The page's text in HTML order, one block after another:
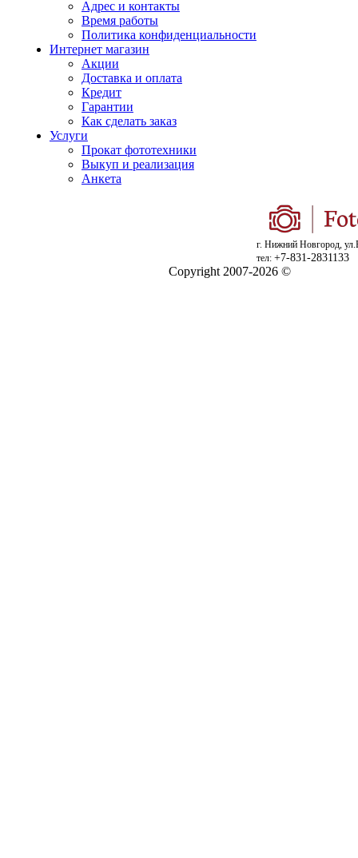
Адрес и контакты
Время работы
Политика конфиденциальности
Интернет магазин
Акции
Доставка и оплата
Кредит
Гарантии
Как сделать заказ
Услуги
Прокат фототехники
Выкуп и реализация
Анкета
г. Нижний Новгород,
тел: +7-831-2831133
Copyright 2007-2026 ©